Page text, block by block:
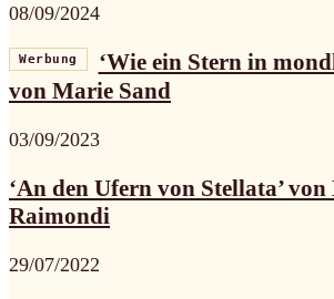
08/09/2024
Werbung
‘Wie ein Stern in
von Marie Sand
03/09/2023
‘An den Ufern von Stellata’
Raimondi
29/07/2022